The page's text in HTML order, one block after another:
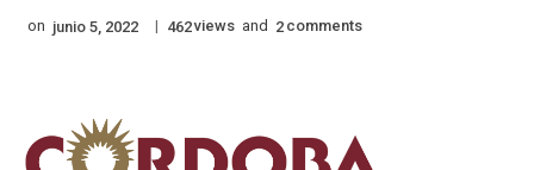
on junio 5, 2022 | 462views and 2 comments